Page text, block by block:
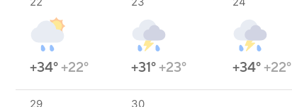
+34°+22° +31°+23° +34°+22°
29 30